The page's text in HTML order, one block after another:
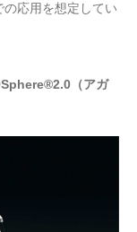
応用を想定してい
（アガ